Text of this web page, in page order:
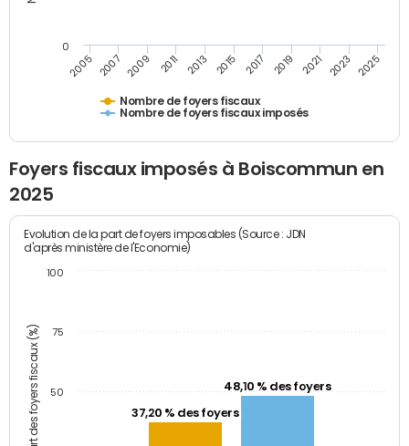
Nombre de foyers fiscaux
Nombre de foyers fiscaux imposés
2005 2007 2009 2011 2013 2015 2017 2019 2021 2023 2025
0
Foyers fiscaux imposés à Boiscommun en
2025
Part des foyers fiscaux (%)
Evolution de la part de foyers imposables (Source : JDN
d'après ministère de l'Economie)
37,20 % des foyers
48,10 % des foyers
50
75
100